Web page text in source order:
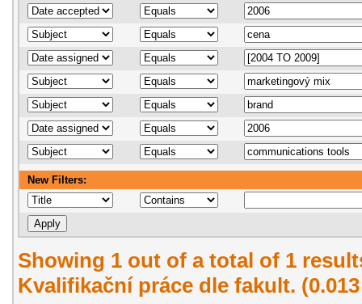
New Filters:
Showing 1 out of a total of 1
Kvalifikační práce dle fakult.